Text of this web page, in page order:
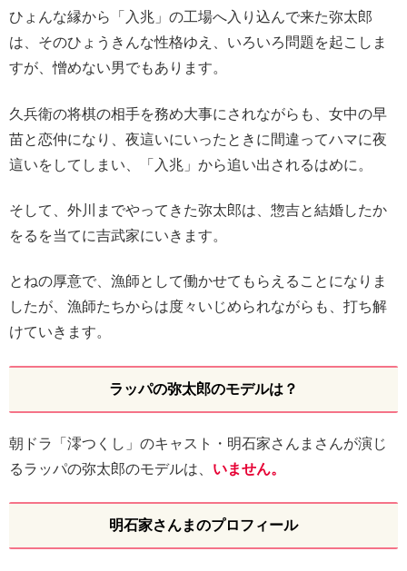
ひょんな縁から「入兆」の工場へ入り込んで来た弥太郎
は、そのひょうきんな性格ゆえ、いろいろ問題を起こしま
すが、憎めない男でもあります。
久兵衛の将棋の相手を務め大事にされながらも、女中の早
苗と恋仲になり、夜這いにいったときに間違ってハマに夜
這いをしてしまい、「入兆」から追い出されるはめに。
そして、外川までやってきた弥太郎は、惣吉と結婚したか
をるを当てに吉武家にいきます。
とねの厚意で、漁師として働かせてもらえることになりま
したが、漁師たちからは度々いじめられながらも、打ち解
けていきます。
ラッパの弥太郎のモデルは？
朝ドラ「澪つくし」のキャスト・明石家さんまさんが演じ
るラッパの弥太郎のモデルは、 いません。
明石家さんまのプロフィール